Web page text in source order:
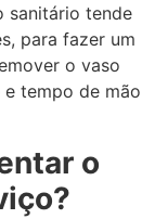
sanitário tende
para fazer um
o vaso
tempo de mão
o